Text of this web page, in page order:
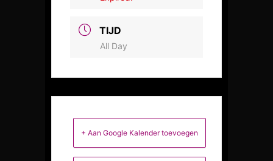
TIJD
All Day
+ Aan Google Kalender toevoegen